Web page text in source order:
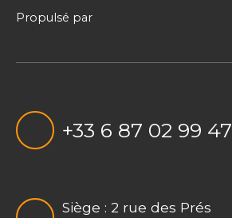
Propulsé par
+33 6 87 02 99 47
Siège : 2 rue des Prés